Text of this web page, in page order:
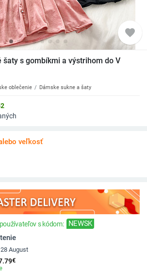
favorite
šaty s gombíkmi a výstrihom do V
oblečenie Dámske sukne a šaty
veľkosť
s kódom: NEWSK
August
€